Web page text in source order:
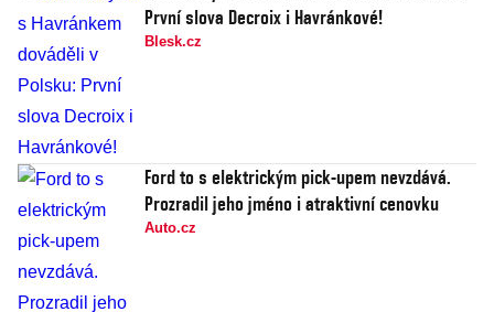
První slova Decroix i Havránkové!
Blesk.cz
Ford to s elektrickým pick-upem nevzdává.
Prozradil jeho jméno i atraktivní cenovku
Auto.cz